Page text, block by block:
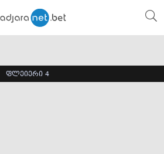
ფლეიერი 4